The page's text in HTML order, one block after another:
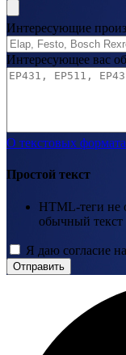
Интересующие
Интересующее вас
О текстовых
Простой текст
HTML-теги не
обычный текст
Я даю согласие на
Отправить